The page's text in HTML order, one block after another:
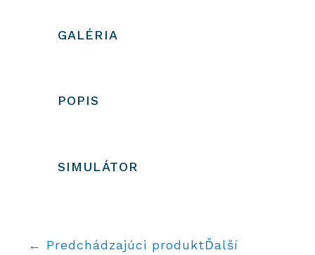
GALÉRIA
POPIS
SIMULÁTOR
← Predchádzajúci produktĎalší